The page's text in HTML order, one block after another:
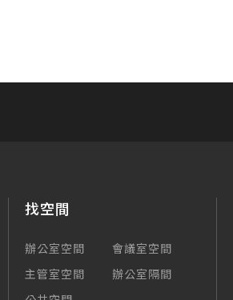
找空間
辦公室空間
會議室空間
主管室空間
辦公室隔間